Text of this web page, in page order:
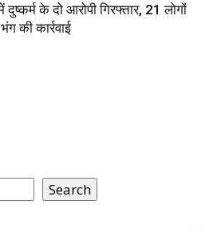
में दुष्कर्म के दो आरोपी गिरफ्तार, 21 लोगों
की कार्रवाई
Search